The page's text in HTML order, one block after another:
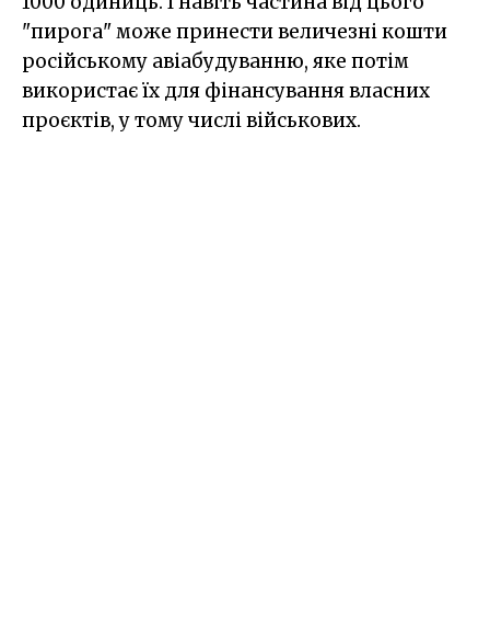
"пирога" може принести величезні кошти
російському авіабудуванню, яке потім
використає їх для фінансування власних
проєктів, у тому числі військових.